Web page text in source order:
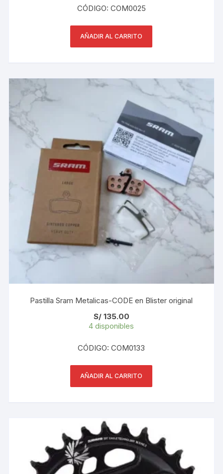
S/ 225.00.
CÓDIGO: COM0025
AÑADIR AL CARRITO
Pastilla Sram Metalicas-CODE en Blister original
S/135.00
4 disponibles
CÓDIGO: COM0133
AÑADIR AL CARRITO